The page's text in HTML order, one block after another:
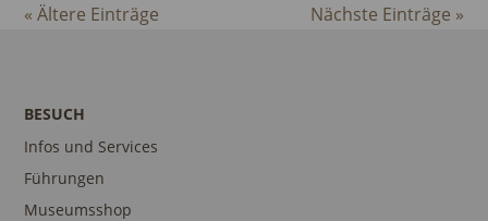
« Ältere Einträge Nächste Einträge »
BESUCH
Infos und Services
Führungen
Museumsshop